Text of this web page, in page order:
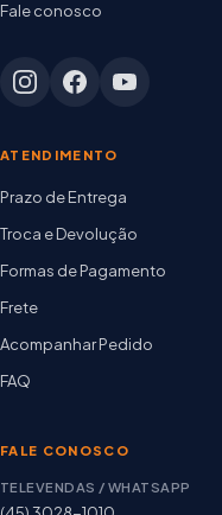
Fale conosco
ATENDIMENTO
Prazo de Entrega
Troca e Devolução
Formas de Pagamento
Frete
Acompanhar Pedido
FAQ
FALE CONOSCO
TELEVENDAS / WHATSAPP